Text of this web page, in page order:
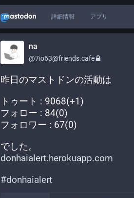
詳細情報 アプリ
na
@7io63@friends.cafe
昨日のマストドンの活動は
トゥート : 9068(+1)
フォロー : 84(0)
フォロワー : 67(0)
でした。
donhaialert.herokuapp.com
#donhaialert